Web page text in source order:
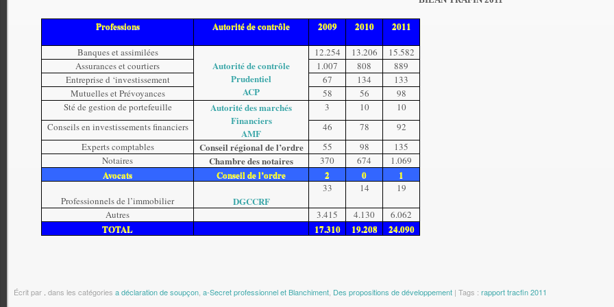
Professions Autorité de contrôle 2009 2010 2011
Banques et assimilées
Autorité de contrôle
Prudentiel
ACP
12.254 13.206
15.582
Assurances et courtiers
1.007 808
889
Entreprise d ‘investissement
67 134
133
Mutuelles et Prévoyances
58 56
98
Sté de gestion de portefeuille
Autorité des marchés
Financiers
AMF
3 10
10
Conseils en investissements financiers
46 78
92
Experts comptables
Conseil régional de l’ordre 55 98
135
Notaires
Chambre des notaires 370 674 1.069
Avocats Conseil de l’ordre 2 0 1
Professionnels de l’immobilier DGCCRF
33 14 19
Autres 3.415 4.130 6.062
TOTAL 17.310 19.208 24.090
Écrit par dans les catégories a déclaration de soupçon a-Secret professionnel et Blanchiment Des propositions de développement | Tags : rapport tracfin 2011